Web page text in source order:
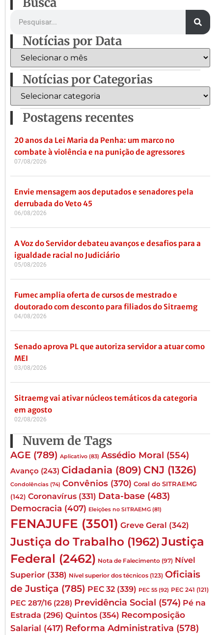
Notícias por Data
Notícias por Categorias
Postagens recentes
20 anos da Lei Maria da Penha: um marco no
combate à violência e na punição de agressores
07/08/2026
Envie mensagem aos deputados e senadores pela
derrubada do Veto 45
06/08/2026
A Voz do Servidor debateu avanços e desafios para a
igualdade racial no Judiciário
05/08/2026
Fumec amplia oferta de cursos de mestrado e
doutorado com desconto para filiados do Sitraemg
04/08/2026
Senado aprova PL que autoriza servidor a atuar como
MEI
03/08/2026
Sitraemg vai ativar núcleos temáticos da categoria
em agosto
02/08/2026
Nuvem de Tags
AGE (789) Aplicativo (83) Assédio Moral (554)
Avanço (243) Cidadania (809) CNJ (1326)
Condolências (74) Convênios (370) Coral do SITRAEMG
(142) Coronavírus (331) Data-base (483)
Democracia (407) Eleições no SITRAEMG (81)
FENAJUFE (3501) Greve Geral (342)
Justiça do Trabalho (1962) Justiça
Federal (2462) Nota de Falecimento (97) Nível
Superior (338) Nível superior dos técnicos (123) Oficiais
de Justiça (785) PEC 32 (339) PEC 55 (92) PEC 241 (121)
PEC 287/16 (228) Previdência Social (574) Pé na
Estrada (296) Quintos (354) Recomposição
Salarial (417) Reforma Administrativa (578)